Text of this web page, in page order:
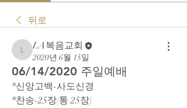
뒤로
LA복음교회
LA복음교회
2020년 6월 15일
06/14/2020 주일예배
*신앙고백-사도신경
*찬송-25장(통 25장)